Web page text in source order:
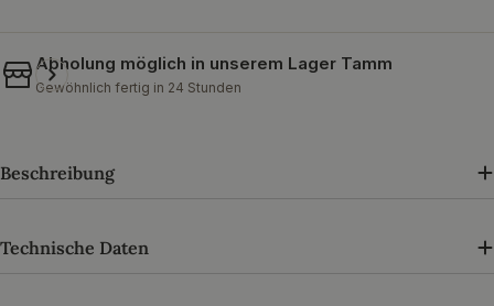
Abholung möglich in unserem Lager Tamm
Gewöhnlich fertig in 24 Stunden
Beschreibung
Technische Daten